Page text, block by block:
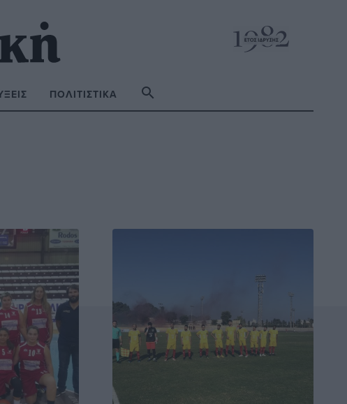
ΠΟΛΙΤΙΣΤΙΚΆ